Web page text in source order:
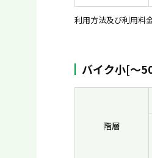
利用方法及び利用料
バイク小[〜
階層